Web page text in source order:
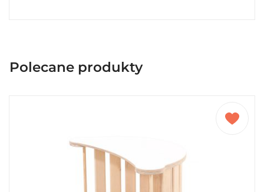
Polecane produkty